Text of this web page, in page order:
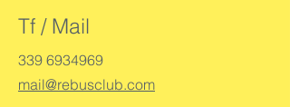
Tf / Mail
339 6934969
mail@rebusclub.com